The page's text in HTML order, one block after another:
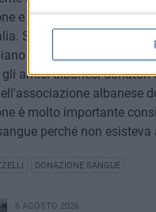
e sensibilità da parte
Siamo onorati che in
coinvolto e accolto la
gli amici albanesi
albanese
è molto importante
perché non
DONAZIONE SANGUE
6 AGOSTO 2026